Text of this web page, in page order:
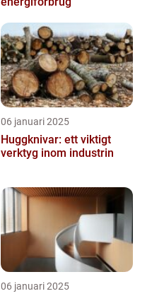
06 januari 2025
Huggknivar: ett viktigt
verktyg inom industrin
06 januari 2025